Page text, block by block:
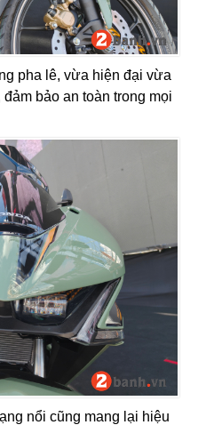
pha lê, vừa hiện đại vừa
bảo an toàn trong mọi
nổi cũng mang lại hiệu